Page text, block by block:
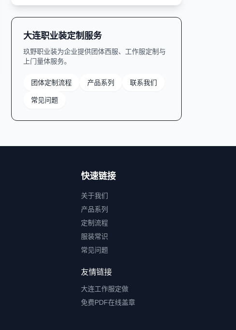
大连职业装定制服务
玖野职业装为企业提供团体西服、工作服定制与
上门量体服务。
团体定制流程 产品系列 联系我们
常见问题
快速链接
关于我们
产品系列
定制流程
服装常识
常见问题
友情链接
大连工作服定做
免费PDF在线盖章